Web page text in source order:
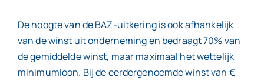
De hoogte van de BAZ-uitkering is ook afhankelijk
van de winst uit onderneming en bedraagt 70% van
de gemiddelde winst, maar maximaal het wettelijk
minimumloon. Bij de eerdergenoemde winst van €